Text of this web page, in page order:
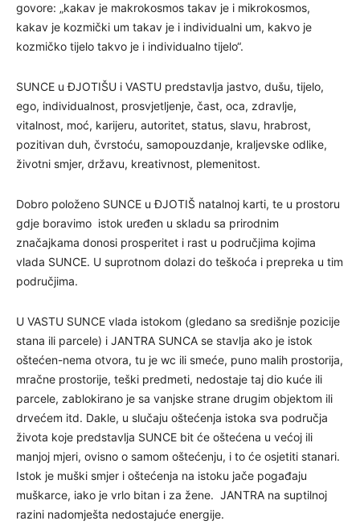
govore: „kakav je makrokosmos takav je i mikrokosmos,
kakav je kozmički um takav je i individualni um, kakvo je
kozmičko tijelo takvo je i individualno tijelo“.
SUNCE u ĐJOTIŠU i VASTU predstavlja jastvo, dušu, tijelo,
ego, individualnost, prosvjetljenje, čast, oca, zdravlje,
vitalnost, moć, karijeru, autoritet, status, slavu, hrabrost,
pozitivan duh, čvrstoću, samopouzdanje, kraljevske odlike,
životni smjer, državu, kreativnost, plemenitost.
Dobro položeno SUNCE u ĐJOTIŠ natalnoj karti, te u prostoru
gdje boravimo istok uređen u skladu sa prirodnim
značajkama donosi prosperitet i rast u područjima kojima
vlada SUNCE. U suprotnom dolazi do teškoća i prepreka u tim
područjima.
U VASTU SUNCE vlada istokom (gledano sa središnje pozicije
stana ili parcele) i JANTRA SUNCA se stavlja ako je istok
oštećen-nema otvora, tu je wc ili smeće, puno malih prostorija,
mračne prostorije, teški predmeti, nedostaje taj dio kuće ili
parcele, zablokirano je sa vanjske strane drugim objektom ili
drvećem itd. Dakle, u slučaju oštećenja istoka sva područja
života koje predstavlja SUNCE bit će oštećena u većoj ili
manjoj mjeri, ovisno o samom oštećenju, i to će osjetiti stanari.
Istok je muški smjer i oštećenja na istoku jače pogađaju
muškarce, iako je vrlo bitan i za žene. JANTRA na suptilnoj
razini nadomješta nedostajuće energije.